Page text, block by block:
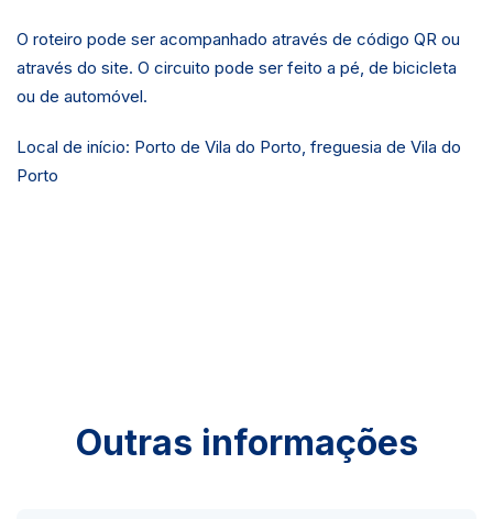
O roteiro pode ser acompanhado através de código QR ou
através do site. O circuito pode ser feito a pé, de bicicleta
ou de automóvel.
Local de início: Porto de Vila do Porto, freguesia de Vila do
Porto
Outras informações